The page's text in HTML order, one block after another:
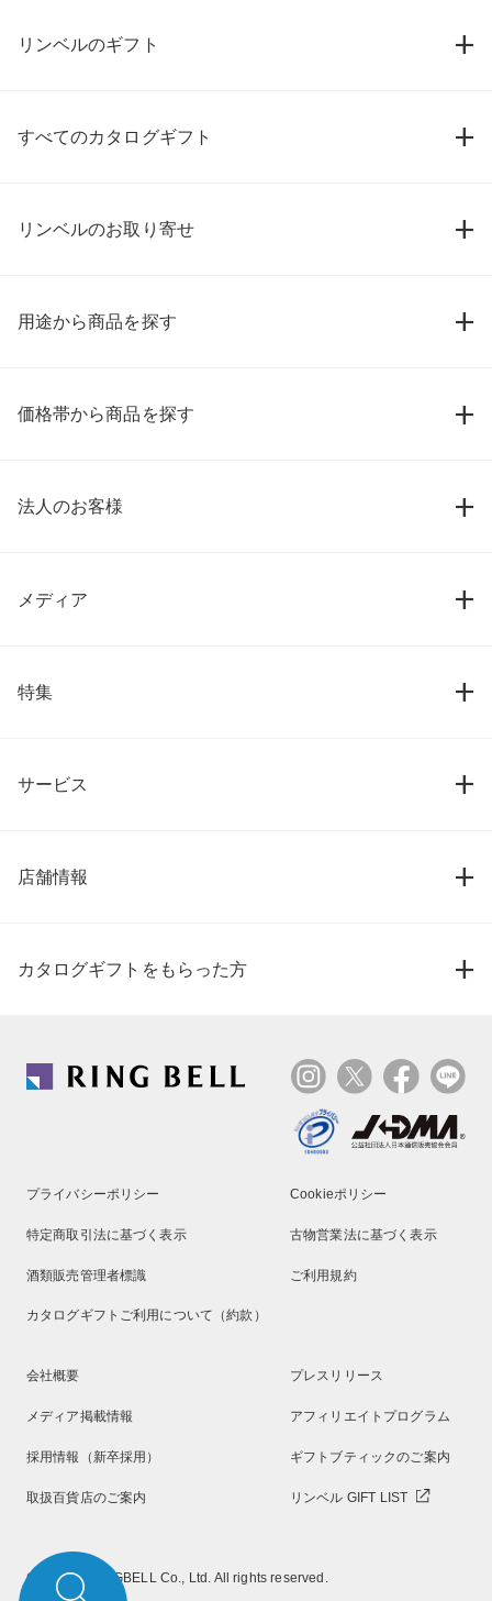
リンベルのギフト
すべてのカタログギフト
リンベルのお取り寄せ
用途から商品を探す
価格帯から商品を探す
法人のお客様
メディア
特集
サービス
店舗情報
カタログギフトをもらった方
プライバシーポリシー Cookieポリシー
特定商取引法に基づく表示 古物営業法に基づく表示
酒類販売管理者標識 ご利用規約
カタログギフトご利用について（約款）
会社概要 プレスリリース
メディア掲載情報 アフィリエイトプログラム
採用情報（新卒採用） ギフトブティックのご案内
取扱百貨店のご案内 リンベル GIFT LIST
Copyright RINGBELL Co., Ltd. All rights reserved.